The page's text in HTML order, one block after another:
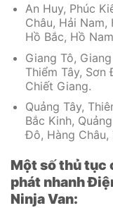
An Huy, Phúc
Châu, Hải Nam,
Hồ Bắc, Hồ
Giang Tô,
Thiểm Tây, Sơn
Chiết Giang.
Quảng Tây,
Bắc Kinh,
Đô, Hàng Châu,
Một số thủ tục
phát nhanh
Ninja Van: